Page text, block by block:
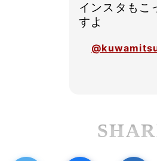
インスタもこ
すよ